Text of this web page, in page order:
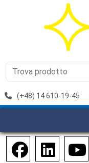
(+48) 14 610-19-45